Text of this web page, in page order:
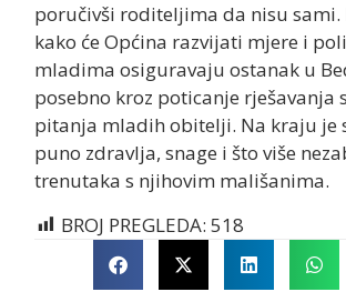
poručivši roditeljima da nisu sami.
kako će Općina razvijati mjere i
mladima osiguravaju ostanak u
posebno kroz poticanje rješavanja
pitanja mladih obitelji. Na kraju je
puno zdravlja, snage i što više
trenutaka s njihovim mališanima.
BROJ PREGLEDA: 518